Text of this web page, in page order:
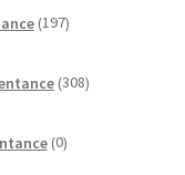
197izdelkov
308izdelkov
0izdelkov